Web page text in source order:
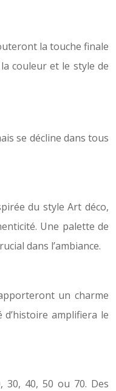
la touche finale
couleur et le style de
se décline dans tous
du style Art déco,
Une palette de
dans l’ambiance.
un charme
amplifiera le
30, 40, 50 ou 70. Des